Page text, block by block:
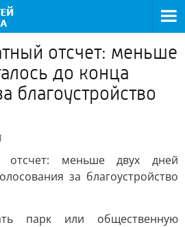
отсчет: меньше
до конца
благоустройство
отсчет: меньше двух дней
за благоустройство
парк или общественную